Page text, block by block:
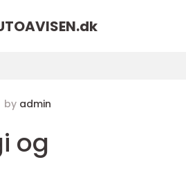
dk
by admin
og